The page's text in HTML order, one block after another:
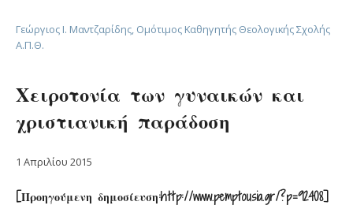
Γεώργιος Ι. Μαντζαρίδης, Ομότιμος Καθηγητής Θεολογικής Σχολής
Α.Π.Θ.
Χειροτονία των γυναικών και
χριστιανική παράδοση
1 Απριλίου 2015
[Προηγούμενη δημοσίευση:http://www.pemptousia.gr/?p=92408]